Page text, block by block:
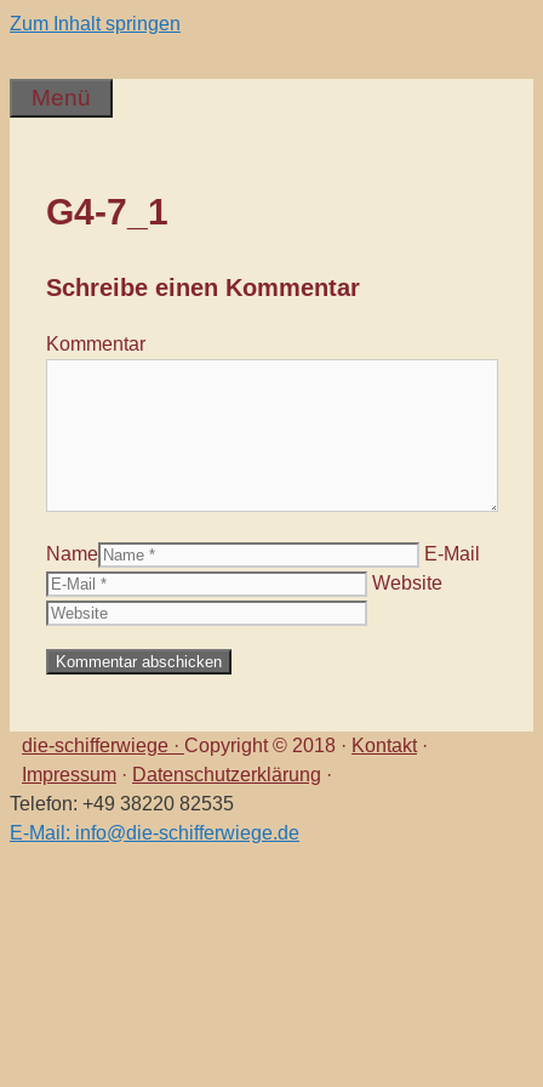
Zum Inhalt springen
Menü
G4-7_1
Schreibe einen Kommentar
Kommentar
Name
E-Mail
Website
die-schifferwiege · Copyright © 2018 · Kontakt·
Impressum · Datenschutzerklärung ·
Telefon: +49 38220 82535
E-Mail: info@die-schifferwiege.de